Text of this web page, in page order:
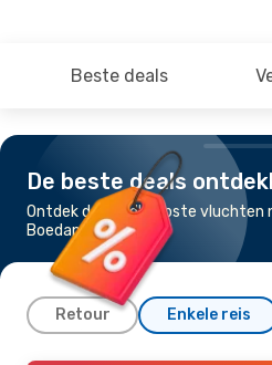
Beste deals
De beste deals
Ontdek de goedkoopste vluchten
Boedapest
Retour Enkele reis